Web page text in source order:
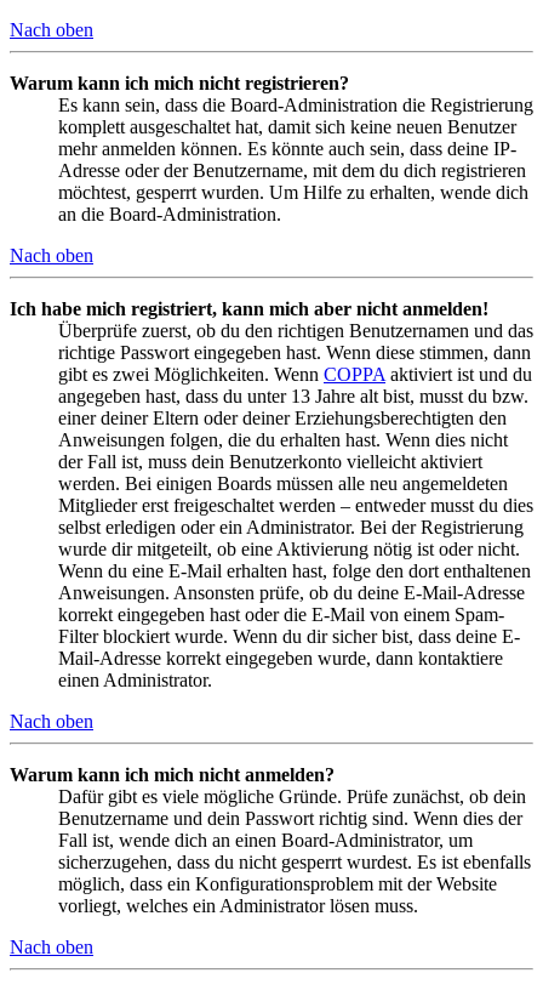
Nach oben
Warum kann ich mich nicht registrieren?
Es kann sein, dass die Board-Administration die Registrierung
komplett ausgeschaltet hat, damit sich keine neuen Benutzer
mehr anmelden können. Es könnte auch sein, dass deine IP-
Adresse oder der Benutzername, mit dem du dich registrieren
möchtest, gesperrt wurden. Um Hilfe zu erhalten, wende dich
an die Board-Administration.
Nach oben
Ich habe mich registriert, kann mich aber nicht anmelden!
Überprüfe zuerst, ob du den richtigen Benutzernamen und das
richtige Passwort eingegeben hast. Wenn diese stimmen, dann
gibt es zwei Möglichkeiten. Wenn COPPA aktiviert ist und du
angegeben hast, dass du unter 13 Jahre alt bist, musst du bzw.
einer deiner Eltern oder deiner Erziehungsberechtigten den
Anweisungen folgen, die du erhalten hast. Wenn dies nicht
der Fall ist, muss dein Benutzerkonto vielleicht aktiviert
werden. Bei einigen Boards müssen alle neu angemeldeten
Mitglieder erst freigeschaltet werden – entweder musst du dies
selbst erledigen oder ein Administrator. Bei der Registrierung
wurde dir mitgeteilt, ob eine Aktivierung nötig ist oder nicht.
Wenn du eine E-Mail erhalten hast, folge den dort enthaltenen
Anweisungen. Ansonsten prüfe, ob du deine E-Mail-Adresse
korrekt eingegeben hast oder die E-Mail von einem Spam-
Filter blockiert wurde. Wenn du dir sicher bist, dass deine E-
Mail-Adresse korrekt eingegeben wurde, dann kontaktiere
einen Administrator.
Nach oben
Warum kann ich mich nicht anmelden?
Dafür gibt es viele mögliche Gründe. Prüfe zunächst, ob dein
Benutzername und dein Passwort richtig sind. Wenn dies der
Fall ist, wende dich an einen Board-Administrator, um
sicherzugehen, dass du nicht gesperrt wurdest. Es ist ebenfalls
möglich, dass ein Konfigurationsproblem mit der Website
vorliegt, welches ein Administrator lösen muss.
Nach oben